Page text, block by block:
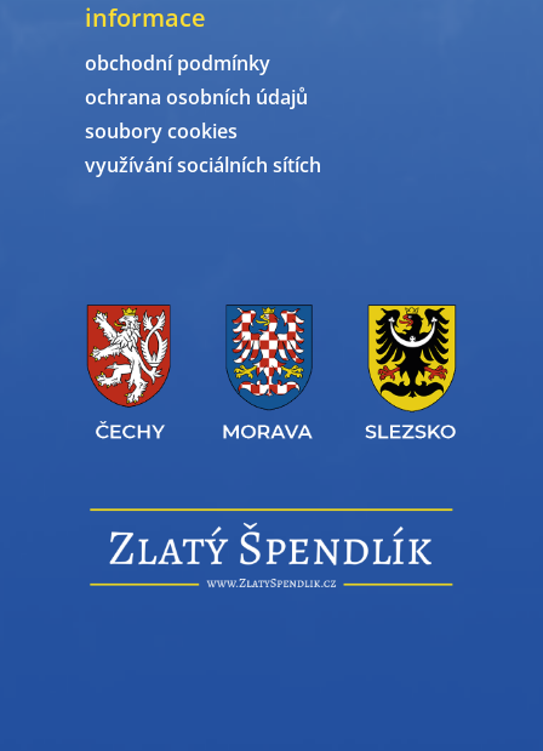
informace
obchodní podmínky
ochrana osobních údajů
soubory cookies
využívání sociálních sítích